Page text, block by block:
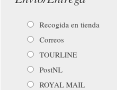
Recogida en tienda
Correos
TOURLINE
PostNL
ROYAL MAIL